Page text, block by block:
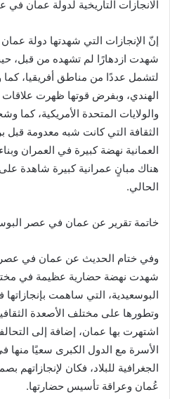
الانجازات التاريخية لدولة عمان
إنّ الإنجازات التي شهدتها دولة
شهدت ازدهارًا لم تشهده من قبل،
لتشمل عددًا من مناطق أفريقيا،
الهندي، وبفرض قوتها ظهرت علاقات
والولايات المتحدة الأمريكية، كما
الثقافة التي كانت شبه معدومة قبل
العمانية نهضة كبيرة في العمران
هناك مبانٍ عمرانية كبيرة شاهدة
الحالي.
خاتمة تقرير عن عمان في عصر
وفي ختام الحديث عن عمان في عصر
شهدت نهضة حضارية عظيمة في
البوسعيدية، التي ساهمت
وتطورها على مختلف الأصعدة
اشتهرت بها عمان، إضافة إلى
الأسرة مع الدول الكبرى سعيًا منها
الجغرافية للبلاد، فكان لإنجازاتهم
عُمان وعراقة تأسيس حضارتها.